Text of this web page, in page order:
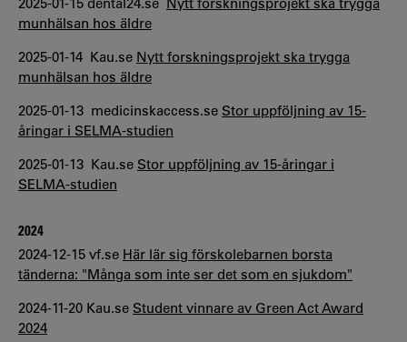
munhälsan hos äldre
2025-01-14 Kau.se Nytt forskningsprojekt ska trygga
munhälsan hos äldre
2025-01-13 medicinskaccess.se Stor uppföljning av 15-
åringar i SELMA-studien
2025-01-13 Kau.se Stor uppföljning av 15-åringar i
SELMA-studien
2024
2024-12-15 vf.se Här lär sig förskolebarnen borsta
tänderna: "Många som inte ser det som en sjukdom"
2024-11-20 Kau.se Student vinnare av Green Act Award
2024